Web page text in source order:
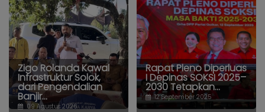
Zigo Rolanda Kawal
Infrastruktur Solok,
dari Pengendalian
Banjir...
09 Agustus 2026
Rapat Pleno Diperluas
I Depinas SOKSI 2025–
2030 Tetapkan...
12 September 2025